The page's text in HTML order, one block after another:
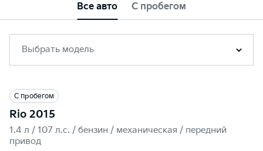
Все авто С пробегом
Выбрать модель
С пробегом
Rio 2015
1.4 л / 107 л.c. / бензин / механическая / передний
привод